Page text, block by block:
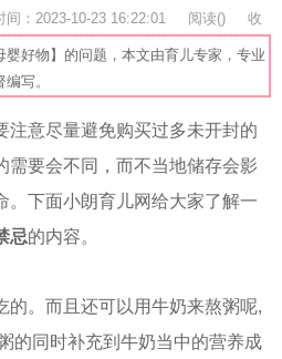
间：2023-10-23 16:22:01 阅读() 收
好物】的问题，本文由育儿专家，专业
写。
注意尽量避免购买过多未开封的
需要会不同，而不当地储存会影
。下面小朗育儿网给大家了解一
忌的内容。
的。而且还可以用牛奶来熬粥呢,
的同时补充到牛奶当中的营养成